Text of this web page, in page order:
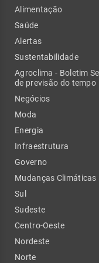
Alimentação
Saúde
Alertas
Sustentabilidade
Agroclima - Boletim
de previsão do tempo
Negócios
Moda
Energia
Infraestrutura
Governo
Mudanças Climáticas
Sul
Sudeste
Centro-Oeste
Nordeste
Norte